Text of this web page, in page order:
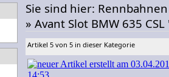
Sie sind hier: Rennbahnen
» Avant Slot BMW 635
Artikel 5 von 5 in dieser Kategorie